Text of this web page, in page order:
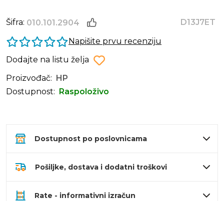
Šifra: 010.101.2904
D13J7ET
Napišite prvu recenziju
Dodajte na listu želja
Proizvođač:
HP
Dostupnost:
Raspoloživo
Dostupnost po poslovnicama
Pošiljke, dostava i dodatni troškovi
Rate - informativni izračun